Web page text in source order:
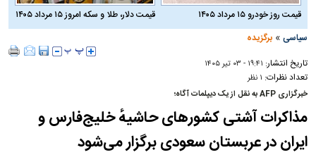
قیمت روز خودرو ۱۵ مرداد ۱۴۰۵
قیمت دلار، طلا و سکه امروز ۱۵ مرداد ۱۴۰۵
سیاسی »برگزیده
تاریخ انتشار: ۱۹:۴۱ - ۰۳ تير ۱۴۰۵
تعداد نظرات: ۱ نظر
خبرگزاری AFP به نقل از یک دیپلمات آگاه؛
مذاکرات آشتی کشور‌های حاشیهٔ خلیج‌فارس و
ایران در عربستان سعودی برگزار می‌شود